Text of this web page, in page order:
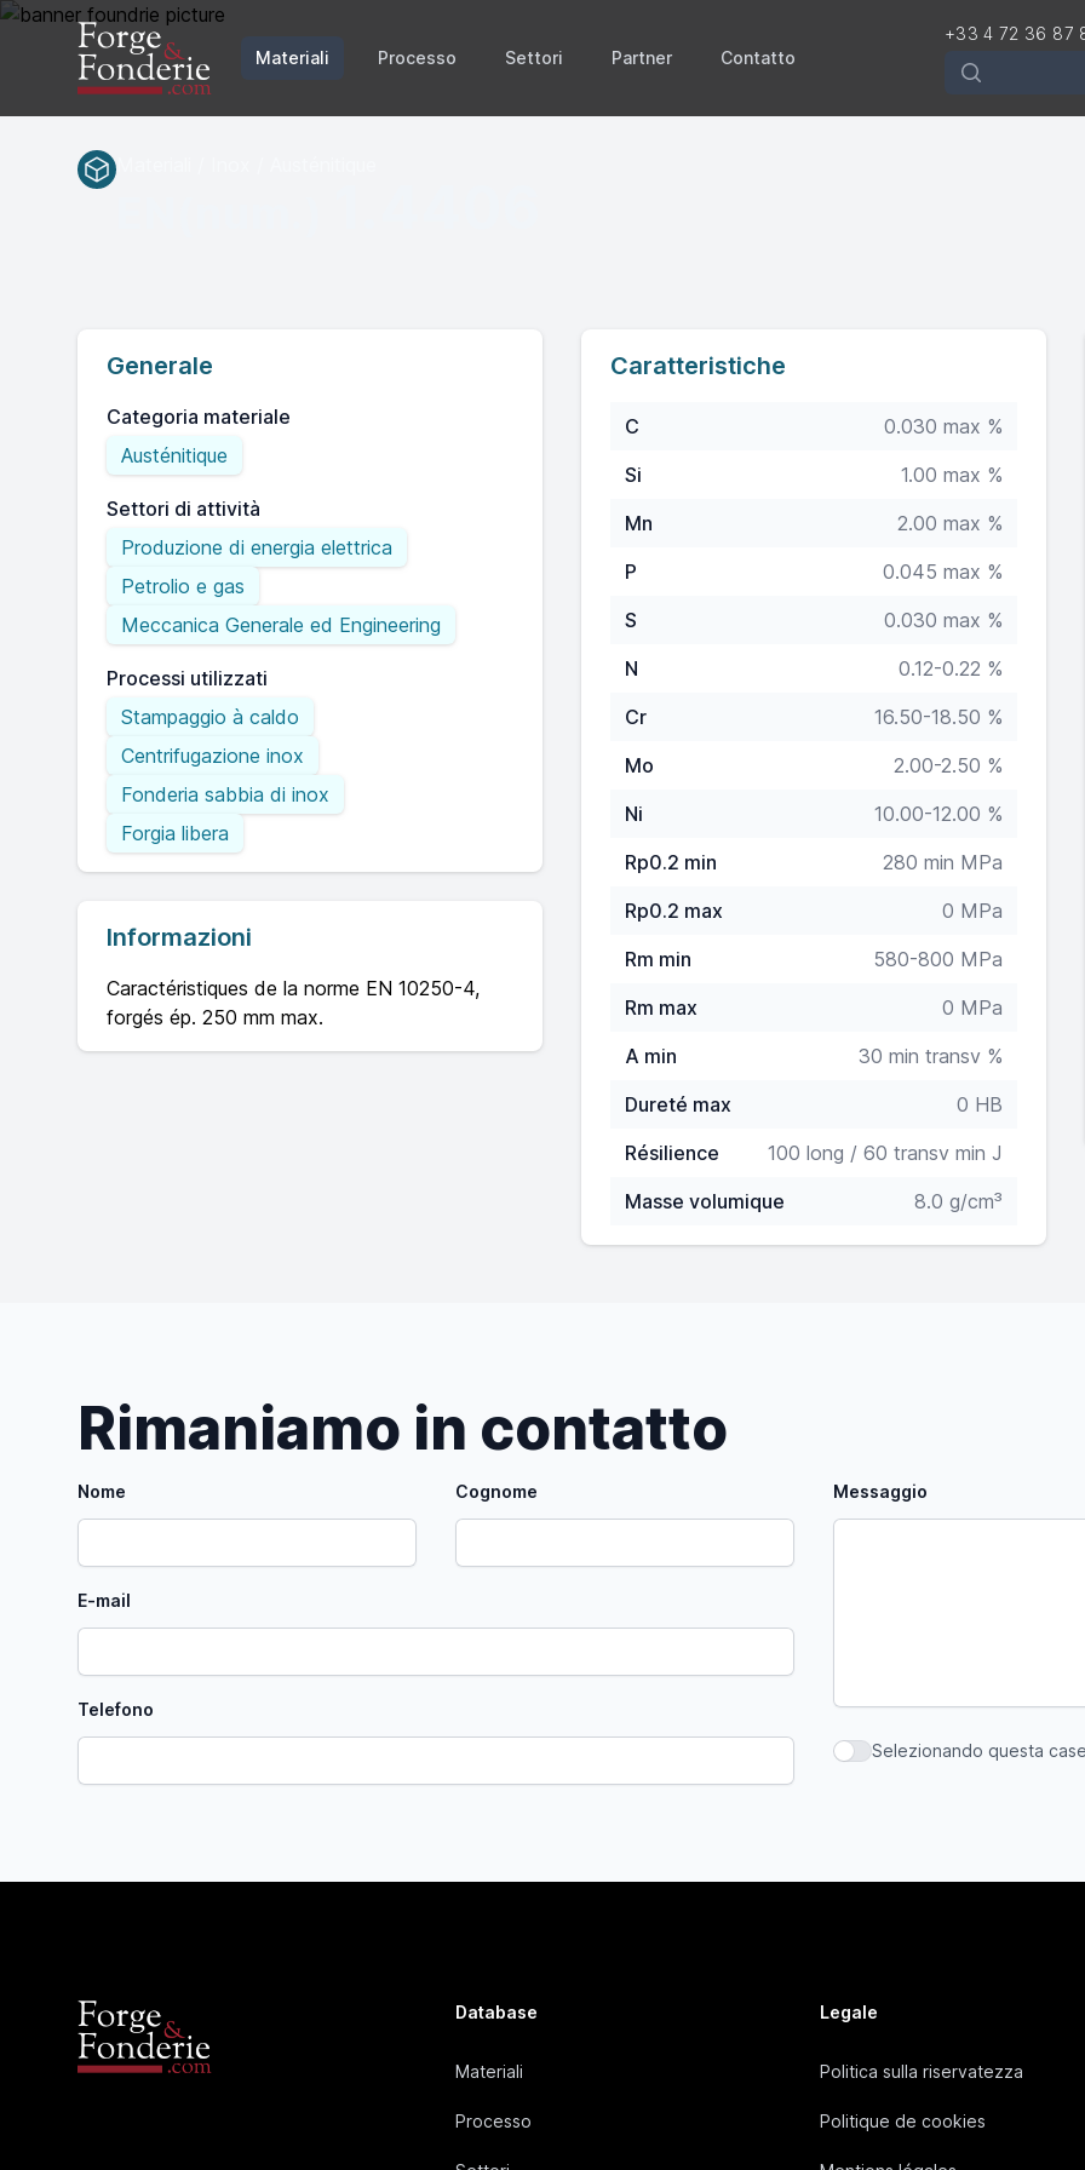
Materiali Processo Settori Partner Contatto
+33 4 72 36 87
Rechercher
Generale
Categoria materiale
Austénitique
Settori di attività
Produzione di energia elettrica
Petrolio e gas
Meccanica Generale ed Engineering
Processi utilizzati
Stampaggio à caldo
Centrifugazione inox
Fonderia sabbia di inox
Forgia libera
Informazioni
Caractéristiques de la norme EN 10250-4,
forgés ép. 250 mm max.
Caratteristiche
C
0.030 max %
Si
1.00 max %
Mn
2.00 max %
P
0.045 max %
S
0.030 max %
N
0.12-0.22 %
Cr
16.50-18.50 %
Mo
2.00-2.50 %
Ni
10.00-12.00 %
Rp0.2 min
280 min MPa
Rp0.2 max
0 MPa
Rm min
580-800 MPa
Rm max
0 MPa
A min
30 min transv %
Dureté max
0 HB
Résilience
100 long / 60 transv min J
Masse volumique
8.0 g/cm³
Rimaniamo in contatto
Nome Cognome
E-mail
Telefono
Messaggio
Selezionando questa
Selezionando questa
Database
Materiali
Processo
Legale
Politica sulla riservatezza
Politique de cookies